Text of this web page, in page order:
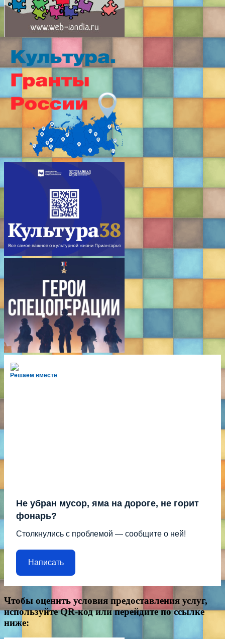
Решаем вместе
Не убран мусор, яма на дороге, не горит
фонарь?
Столкнулись с проблемой — сообщите о ней!
Написать
Чтобы оценить условия предоставления услуг,
используйте QR-код или перейдите по ссылке
ниже: